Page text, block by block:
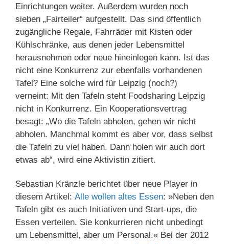
Einrichtungen weiter. Außerdem wurden noch
sieben „Fairteiler“ aufgestellt. Das sind öffentlich
zugängliche Regale, Fahrräder mit Kisten oder
Kühlschränke, aus denen jeder Lebensmittel
herausnehmen oder neue hineinlegen kann. Ist das
nicht eine Konkurrenz zur ebenfalls vorhandenen
Tafel? Eine solche wird für Leipzig (noch?)
verneint: Mit den Tafeln steht Foodsharing Leipzig
nicht in Konkurrenz. Ein Kooperationsvertrag
besagt: „Wo die Tafeln abholen, gehen wir nicht
abholen. Manchmal kommt es aber vor, dass selbst
die Tafeln zu viel haben. Dann holen wir auch dort
etwas ab“, wird eine Aktivistin zitiert.
Sebastian Kränzle berichtet über neue Player in
diesem Artikel: Alle wollen altes Essen: »Neben den
Tafeln gibt es auch Initiativen und Start-ups, die
Essen verteilen. Sie konkurrieren nicht unbedingt
um Lebensmittel, aber um Personal.« Bei der 2012